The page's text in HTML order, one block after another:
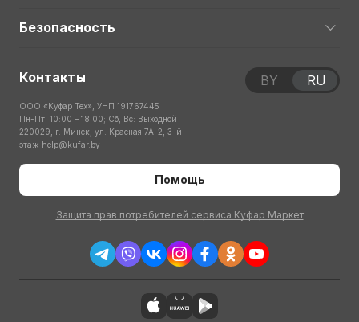
Безопасность
Контакты
ООО «Куфар Тех», УНП 191767445
Пн-Пт: 10:00 – 18:00; Сб, Вс: Выходной
220029, г. Минск, ул. Красная 7А-2, 3-й
этаж help@kufar.by
Помощь
Защита прав потребителей сервиса Куфар Маркет
BY RU